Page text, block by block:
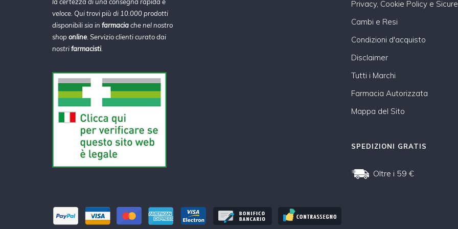
veloce. Qui trovi più di 10.000 prodotti
disponibili sia in farmaciache nel nostro
shoponline . Servizio clienti curato dai
nostrifarmacisti
Privacy, Cookie Policy e
Cambi e Resi
Condizioni d'acquisto
Disclaimer
Tutti i Marchi
Farmacia Autorizzata
Mappa del Sito
SPEDIZIONI GRATIS
Oltre i 59 €